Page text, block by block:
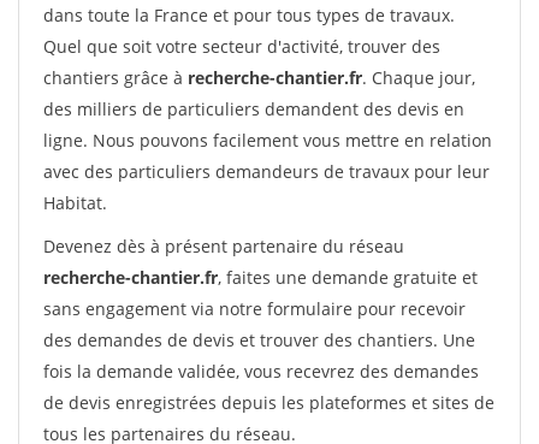
dans toute la France et pour tous types de travaux.
Quel que soit votre secteur d'activité, trouver des
chantiers grâce à recherche-chantier.fr. Chaque jour,
des milliers de particuliers demandent des devis en
ligne. Nous pouvons facilement vous mettre en relation
avec des particuliers demandeurs de travaux pour leur
Habitat.
Devenez dès à présent partenaire du réseau
recherche-chantier.fr, faites une demande gratuite et
sans engagement via notre formulaire pour recevoir
des demandes de devis et trouver des chantiers. Une
fois la demande validée, vous recevrez des demandes
de devis enregistrées depuis les plateformes et sites de
tous les partenaires du réseau.